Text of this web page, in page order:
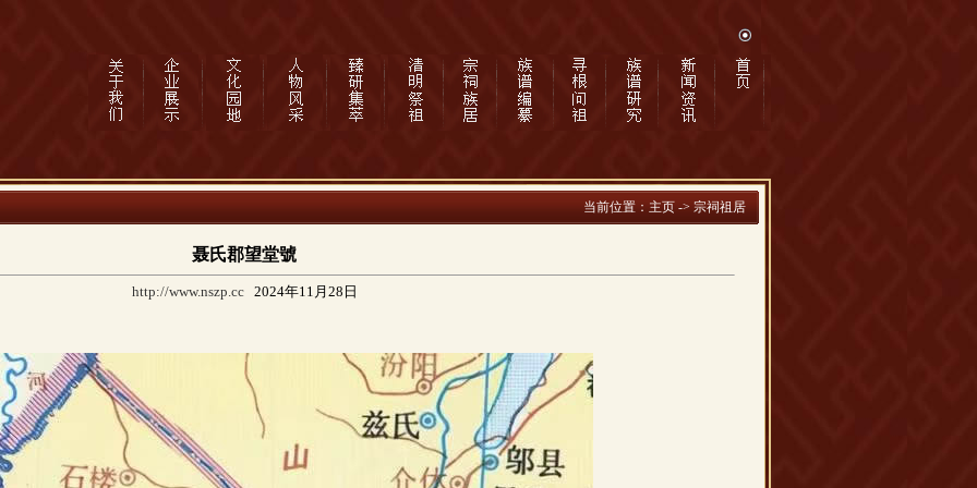
当前位置： 主页-> 宗祠祖居
聂氏郡望堂號
http://www.nszp.cc2024年11月28日